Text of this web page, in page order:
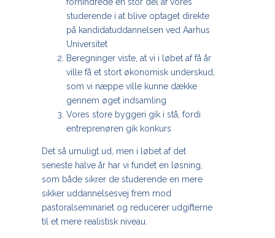
studerende i at blive optaget direkte
på kandidatuddannelsen ved Aarhus
Universitet
Beregninger viste, at vi i løbet af få år
ville få et stort økonomisk underskud,
som vi næppe ville kunne dække
gennem øget indsamling
Vores store byggeri gik i stå, fordi
entreprenøren gik konkurs
Det så umuligt ud, men i løbet af det
seneste halve år har vi fundet en løsning,
som både sikrer de studerende en mere
sikker uddannelsesvej frem mod
pastoralseminariet og reducerer udgifterne
til et mere realistisk niveau.